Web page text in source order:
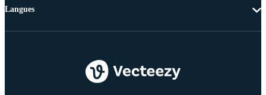
Langues